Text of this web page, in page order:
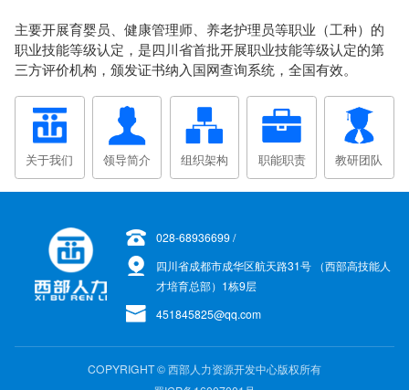
主要开展育婴员、健康管理师、养老护理员等职业（工种）的
职业技能等级认定，是四川省首批开展职业技能等级认定的第
三方评价机构，颁发证书纳入国网查询系统，全国有效。
关于我们 领导简介 组织架构 职能职责 教研团队
028-68936699 /
四川省成都市成华区航天路31号 （西部高技能人
才培育总部）1栋9层
451845825@qq.com
COPYRIGHT © 西部人力资源开发中心版权所有